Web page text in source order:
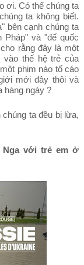
ơi. Có thể chúng ta
ta không biết.
bên cạnh chúng ta
Pháp" và "đế quốc
rằng đây là một
vào thế hệ trẻ của
phim nào tố cáo
mới đây thôi và
hàng ngày ?
ta đều bị lừa,
Nga với trẻ em ở